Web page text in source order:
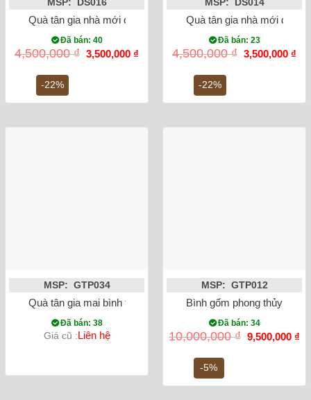
-22%
MSP: DS016
Quà tân gia nhà mới đĩa cảnh phượng hoàng dát vàng men
Đã bán: 40
4,500,000₫ Giá
gốc
3,500,000 ₫
3,500,000 ₫.
-22%
MSP: DS014
Quà tân gia nhà mới đĩa
Đã bán: 23
4,500,000₫ Giá
gốc
3,500,000 ₫
MSP: GTP034
Quà tân gia mai bình tích lộc mã đáo thành công dát vàng
Đã bán: 38
Giá cũ :Liên hệ
-5%
MSP: GTP012
Bình gốm phong thủy mai
Đã bán: 34
10,000,000₫ Giá
gốc
9,500,000 ₫